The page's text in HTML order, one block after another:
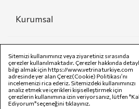
Kurumsal
Yardım
Yasal
Sitemizi kullanımınız veya ziyaretiniz sırasında
çerezler kullanılmaktadır. Çerezler hakkında
bilgi almak için https://www.vetrinaturkiye.com
adresinde yer alan Çerez(Cookie) Politikası’nı
incelemenizi rica ederiz. Sitemizdeki kullanımınızı
analiz etmek ve içerikleri kişiselleştirmek için
çerezlerin kullanımına izin veriyorsanız, lütfen
Ediyorum"seçeneğini tıklayınız.